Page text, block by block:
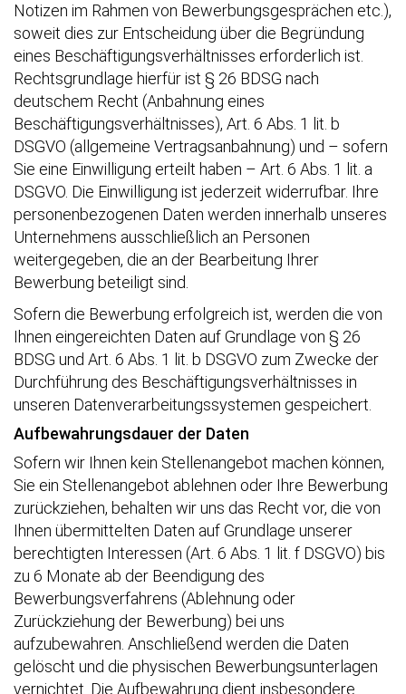
Notizen im Rahmen von Bewerbungsgesprächen etc.),
soweit dies zur Entscheidung über die Begründung
eines Beschäftigungsverhältnisses erforderlich ist.
Rechtsgrundlage hierfür ist § 26 BDSG nach
deutschem Recht (Anbahnung eines
Beschäftigungsverhältnisses), Art. 6 Abs. 1 lit. b
DSGVO (allgemeine Vertragsanbahnung) und – sofern
Sie eine Einwilligung erteilt haben – Art. 6 Abs. 1 lit. a
DSGVO. Die Einwilligung ist jederzeit widerrufbar. Ihre
personenbezogenen Daten werden innerhalb unseres
Unternehmens ausschließlich an Personen
weitergegeben, die an der Bearbeitung Ihrer
Bewerbung beteiligt sind.
Sofern die Bewerbung erfolgreich ist, werden die von
Ihnen eingereichten Daten auf Grundlage von § 26
BDSG und Art. 6 Abs. 1 lit. b DSGVO zum Zwecke der
Durchführung des Beschäftigungsverhältnisses in
unseren Datenverarbeitungssystemen gespeichert.
Aufbewahrungsdauer der Daten
Sofern wir Ihnen kein Stellenangebot machen können,
Sie ein Stellenangebot ablehnen oder Ihre Bewerbung
zurückziehen, behalten wir uns das Recht vor, die von
Ihnen übermittelten Daten auf Grundlage unserer
berechtigten Interessen (Art. 6 Abs. 1 lit. f DSGVO) bis
zu 6 Monate ab der Beendigung des
Bewerbungsverfahrens (Ablehnung oder
Zurückziehung der Bewerbung) bei uns
aufzubewahren. Anschließend werden die Daten
gelöscht und die physischen Bewerbungsunterlagen
vernichtet. Die Aufbewahrung dient insbesondere